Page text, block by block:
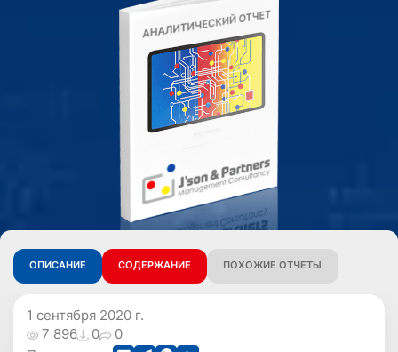
ОПИСАНИЕ СОДЕРЖАНИЕ ПОХОЖИЕ ОТЧЕТЫ
1 сентября 2020 г.
7 896
0
0